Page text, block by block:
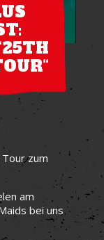
zum
am
bei uns